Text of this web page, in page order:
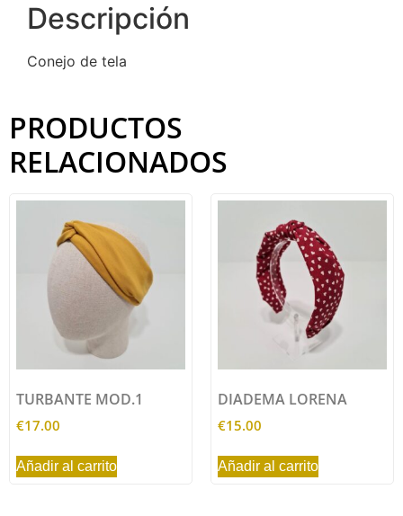
Descripción
Conejo de tela
PRODUCTOS
RELACIONADOS
TURBANTE MOD.1
€17.00
Añadir al carrito
DIADEMA LORENA
€15.00
Añadir al carrito